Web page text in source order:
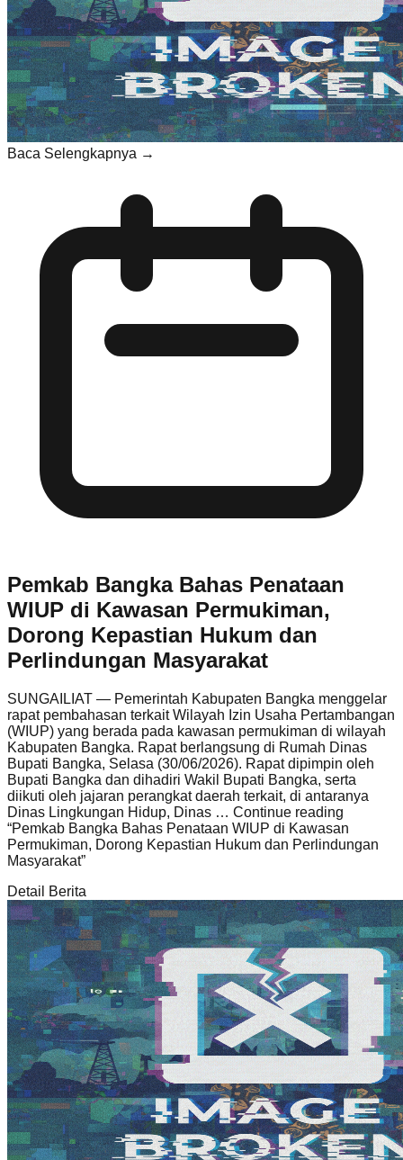
Baca Selengkapnya →
Pemkab Bangka Bahas Penataan
WIUP di Kawasan Permukiman,
Dorong Kepastian Hukum dan
Perlindungan Masyarakat
SUNGAILIAT — Pemerintah Kabupaten Bangka menggelar
rapat pembahasan terkait Wilayah Izin Usaha Pertambangan
(WIUP) yang berada pada kawasan permukiman di wilayah
Kabupaten Bangka. Rapat berlangsung di Rumah Dinas
Bupati Bangka, Selasa (30/06/2026). Rapat dipimpin oleh
Bupati Bangka dan dihadiri Wakil Bupati Bangka, serta
diikuti oleh jajaran perangkat daerah terkait, di antaranya
Dinas Lingkungan Hidup, Dinas … Continue reading
“Pemkab Bangka Bahas Penataan WIUP di Kawasan
Permukiman, Dorong Kepastian Hukum dan Perlindungan
Masyarakat”
Detail Berita